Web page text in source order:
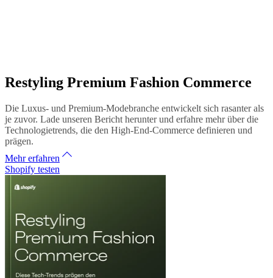
Restyling Premium Fashion Commerce
Die Luxus- und Premium-Modebranche entwickelt sich rasanter als
je zuvor. Lade unseren Bericht herunter und erfahre mehr über die
Technologietrends, die den High-End-Commerce definieren und
prägen.
Mehr erfahren
Shopify testen